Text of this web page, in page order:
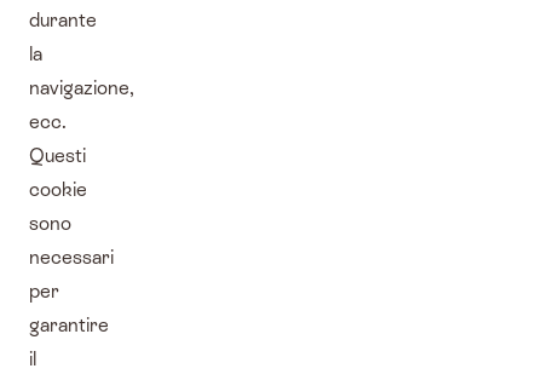
durante
la
navigazione,
ecc.
Questi
cookie
sono
necessari
per
garantire
il